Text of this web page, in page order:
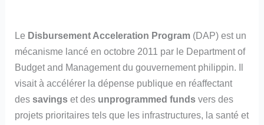
Le Disbursement Acceleration Program (DAP) est un
mécanisme lancé en octobre 2011 par le Department of
Budget and Management du gouvernement philippin. Il
visait à accélérer la dépense publique en réaffectant
dessavings et des unprogrammed funds vers des
projets prioritaires tels que les infrastructures, la santé et